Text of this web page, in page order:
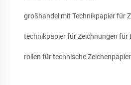
großhandel mit Technikpapier für
technikpapier für Zeichnungen für
rollen für technische Zeichenpapier